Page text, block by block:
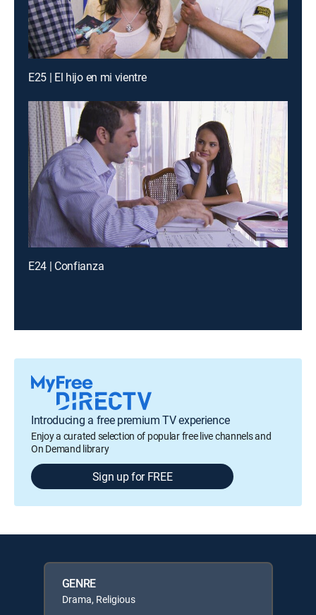
E25 | El hijo en mi vientre
E24 | Confianza
Introducing a free premium TV experience
Enjoy a curated selection of popular free live channels and
On Demand library
Sign up for FREE
GENRE
Drama, Religious